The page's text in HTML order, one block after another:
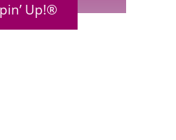
Up!®